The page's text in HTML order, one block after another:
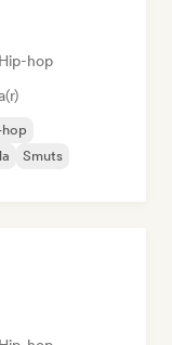
Hip-hop
Smuts